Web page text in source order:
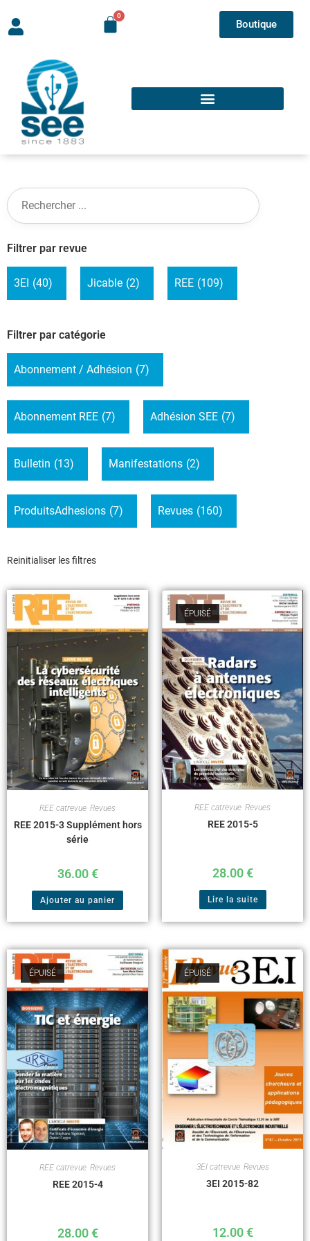
Boutique
Filtrer par revue
3EI (40) Jicable (2) REE (109)
Filtrer par catégorie
Abonnement / Adhésion (7)
Abonnement REE (7) Adhésion SEE (7)
Bulletin (13) Manifestations (2)
ProduitsAdhesions (7) Revues (160)
Reinitialiser les filtres
REE catrevue Revues
REE 2015-3 Supplément hors
série
36.00€
Ajouter au panier
ÉPUISÉ
REE catrevue Revues
REE 2015-5
28.00€
Lire la suite
ÉPUISÉ
REE catrevue Revues
REE 2015-4
28.00€
ÉPUISÉ
3EI catrevue, Revues
3EI 2015-82
12.00€